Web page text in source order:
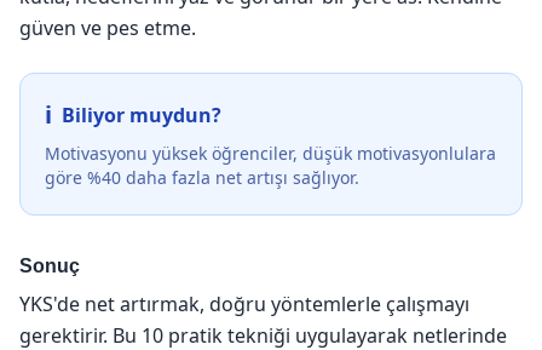
güven ve pes etme.
Biliyor muydun?
Motivasyonu yüksek öğrenciler, düşük motivasyonlulara
göre %40 daha fazla net artışı sağlıyor.
Sonuç
YKS'de net artırmak, doğru yöntemlerle çalışmayı
gerektirir. Bu 10 pratik tekniği uygulayarak netlerinde